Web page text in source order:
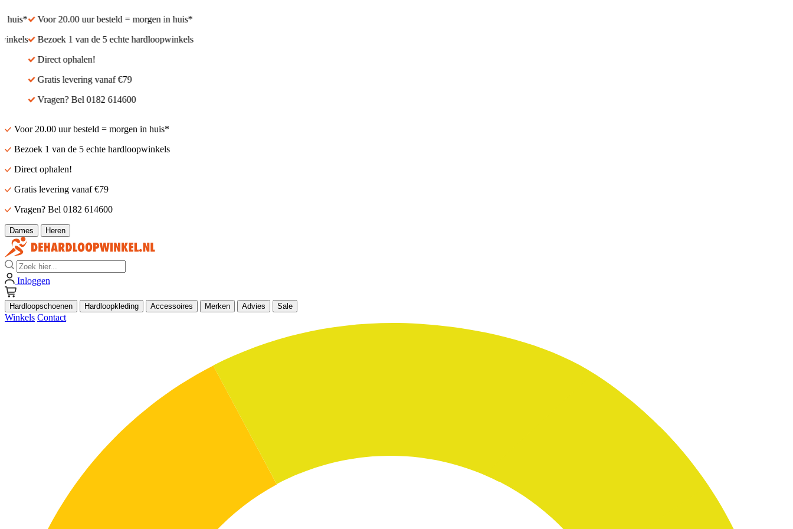
huis*
Voor 20.00 uur besteld = morgen in huis*
Bezoek 1 van de 5 echte hardloopwinkels
Direct ophalen!
Gratis levering vanaf €79
Vragen? Bel 0182 614600
Voor 20.00 uur besteld = morgen in huis*
Bezoek 1 van de 5 echte hardloopwinkels
Direct ophalen!
Gratis levering vanaf €79
Vragen? Bel 0182 614600
Dames Heren
Zoek
Inloggen
Hardloopschoenen Hardloopkleding Accessoires Merken Advies Sale
Winkels Contact